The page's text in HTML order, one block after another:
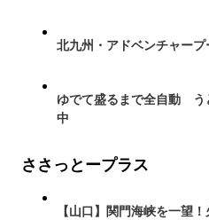
北九州・アドベンチャー
ゆでて盛るまで全自動 う
中
ささっとープラス
【山口】関門海峡を一望